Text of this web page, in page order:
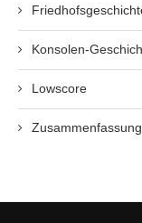
Konsolen-
Lowscore